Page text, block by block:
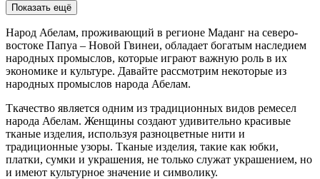
Показать ещё
Народ Абелам, проживающий в регионе Маданг на северо-
востоке Папуа – Новой Гвинеи, обладает богатым наследием
народных промыслов, которые играют важную роль в их
экономике и культуре. Давайте рассмотрим некоторые из
народных промыслов народа Абелам.
Ткачество является одним из традиционных видов ремесел
народа Абелам. Женщины создают удивительно красивые
тканые изделия, используя разноцветные нити и
традиционные узоры. Тканые изделия, такие как юбки,
платки, сумки и украшения, не только служат украшением, но
и имеют культурное значение и символику.